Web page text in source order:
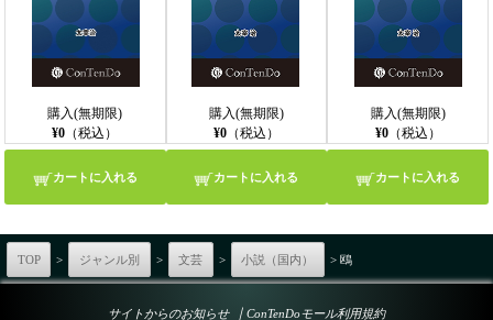
購入(無期限)
¥0 （税込）
カートに入れる
購入(無期限)
¥0（税込）
カートに入れる
購入(無期限)
¥0（税込）
カートに入れる
TOP > ジャンル別 > 文芸 > 小説（国内） > 鴎
サイトからのお知らせ ｜ ConTenDoモール利用規約